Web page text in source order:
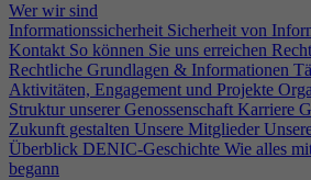
Wer wir sind
Informationssicherheit Sicherheit von
Kontakt So können Sie uns erreichen
Rechtliche Grundlagen & Informationen
Aktivitäten, Engagement und Projekte
Struktur unserer Genossenschaft Karriere
Zukunft gestalten Unsere Mitglieder
Überblick DENIC-Geschichte Wie alles
begann